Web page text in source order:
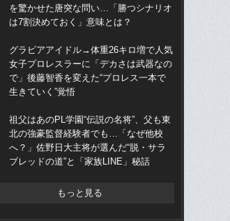
を驚かせた唐突な問い…「勝つシナリオ
は7割決めておく」意味とは？
グラビアアイドル→体重26キロ増で人気
女子プロレスラーに「デカさは武器なの
で」後藤智香を変えた“プロレス一本で
生きていく”覚悟
祖父はあのPL学園“伝説の名将”、父も東
北の強豪監督経験者でも…「なぜ他校
へ？」佐野日大主将が選んだ“脱・サラ
ブレッドの道”と「家族LINE」秘話
もっと見る